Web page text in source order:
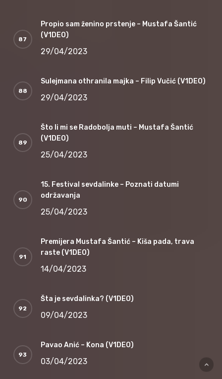
Propio sam ženino prstenje – Mustafa Šantić
(V1DEO)
29/04/2023
Sulejmana othranila majka – Filip Vučić (V1DEO)
29/04/2023
Što li mi se Radobolja muti – Mustafa Šantić
(V1DEO)
25/04/2023
15. Festival sevdalinke – Poznati datumi
održavanja
25/04/2023
Premijera Mustafa Šantić – Kiša pada, trava
raste (V1DEO)
14/04/2023
Šta je sevdalinka? (V1DEO)
09/04/2023
Pavao Anić – Kona (V1DEO)
03/04/2023